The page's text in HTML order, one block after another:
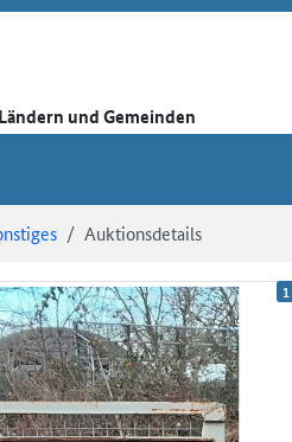
und Gemeinden
Auktionsdetails
1